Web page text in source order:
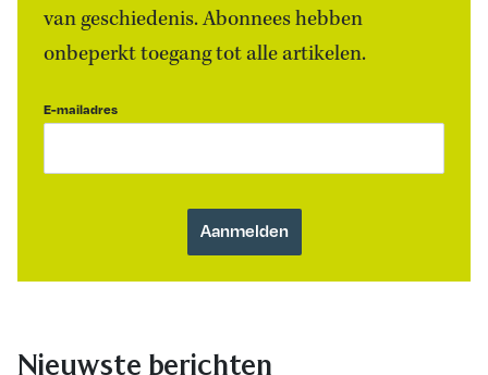
van geschiedenis. Abonnees hebben
onbeperkt toegang tot alle artikelen.
E-mailadres
Nieuwste berichten